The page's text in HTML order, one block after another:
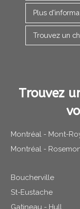
Plus
Trouvez un
Trouvez
Montréal - Mont-
Montréal -
Boucherville
St-Eustache
Gatineau - Hull